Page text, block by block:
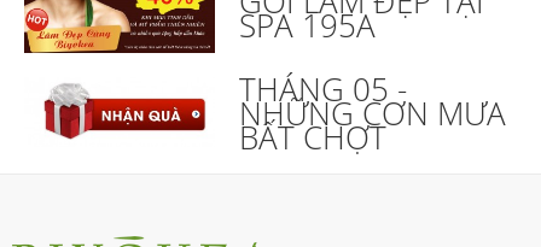
SPA 195A
THÁNG 05 -
NHỮNG CƠN MƯA
BẤT CHỢT